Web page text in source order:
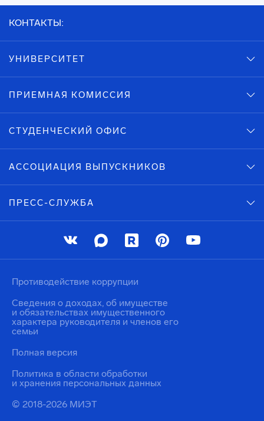
КОНТАКТЫ:
УНИВЕРСИТЕТ
ПРИЕМНАЯ КОМИССИЯ
СТУДЕНЧЕСКИЙ ОФИС
АССОЦИАЦИЯ ВЫПУСКНИКОВ
ПРЕСС-СЛУЖБА
© 2018-2026 МИЭТ
Политика в области обработки
и хранения персональных данных
Противодействие коррупции
Сведения о доходах, об имуществе
и обязательствах имущественного
характера руководителя и членов его
семьи
Полная версия